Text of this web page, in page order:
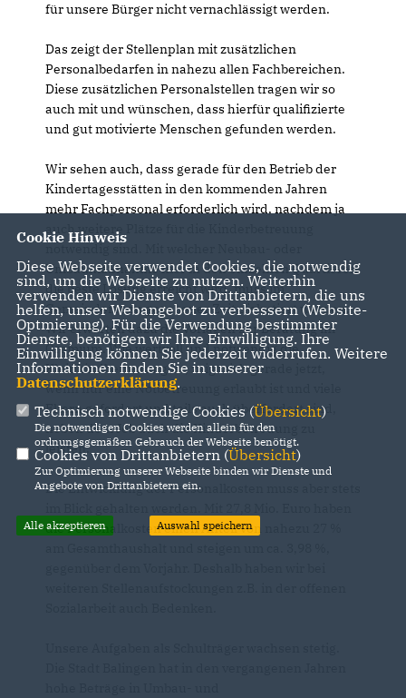
für unsere Bürger nicht vernachlässigt werden.
Das zeigt der Stellenplan mit zusätzlichen
Personalbedarfen in nahezu allen Fachbereichen.
Diese zusätzlichen Personalstellen tragen wir so
auch mit und wünschen, dass hierfür qualifizierte
und gut motivierte Menschen gefunden werden.
Wir sehen auch, dass gerade für den Betrieb der
Kindertagesstätten in den kommenden Jahren
mehr Fachpersonal erforderlich wird, nachdem ja
auch weitere Plätze für die Kinderbetreuung
Umbaumaßnahme hier in den einzelnen Quartieren
die beste Lösung erreicht wird, muss im
Gemeinderat zu gegebener Zeit diskutiert werden.
Wir erwarten dazu die Vorlagen zur Beratung im
Gremium. Wie wertvoll und notwendig die
Kleinkindbetreuung ist, zeigt sich gerade jetzt,
wenn nur eine Notbetreuung erlaubt ist und viele
Eltern gefordert und teils auch überfordert sind,
neben dem Job auch die Kinderbetreuung zu
leisten.
Die Entwicklung der Personalkosten muss aber stets
die Personalkosten einen Anteil von nahezu 27 %
Cookie Hinweis
Diese Webseite verwendet Cookies, die notwendig
sind, um die Webseite zu nutzen. Weiterhin
verwenden wir Dienste von Drittanbietern, die uns
helfen, unser Webangebot zu verbessern (Website-
Optmierung). Für die Verwendung bestimmter
Dienste, benötigen wir Ihre Einwilligung. Ihre
Einwilligung können Sie jederzeit widerrufen. Weitere
Informationen finden Sie in unserer
Datenschutzerklärung.
Technisch notwendige Cookies (Übersicht)
Die notwendigen Cookies werden allein für den
ordnungsgemäßen Gebrauch der Webseite benötigt.
Cookies von Drittanbietern (Übersicht)
Zur Optimierung unserer Webseite binden wir Dienste und
Angebote von Drittanbietern ein.
Alle akzeptieren Auswahl speichern